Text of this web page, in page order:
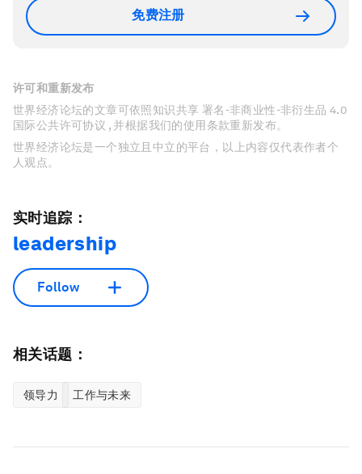
免费注册
许可和重新发布
世界经济论坛的文章可依照知识共享 署名-非商业性-非衍生品 4.0
国际公共许可协议 , 并根据我们的使用条款重新发布。
世界经济论坛是一个独立且中立的平台，以上内容仅代表作者个
人观点。
实时追踪：
leadership
Follow
相关话题：
领导力 工作与未来